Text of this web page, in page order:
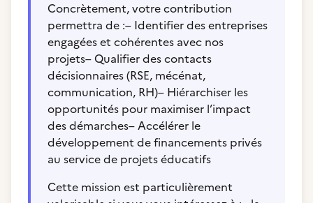
Concrètement, votre contribution
permettra de :– Identifier des entreprises
engagées et cohérentes avec nos
projets– Qualifier des contacts
décisionnaires (RSE, mécénat,
communication, RH)– Hiérarchiser les
opportunités pour maximiser l’impact
des démarches– Accélérer le
développement de financements privés
au service de projets éducatifs
Cette mission est particulièrement